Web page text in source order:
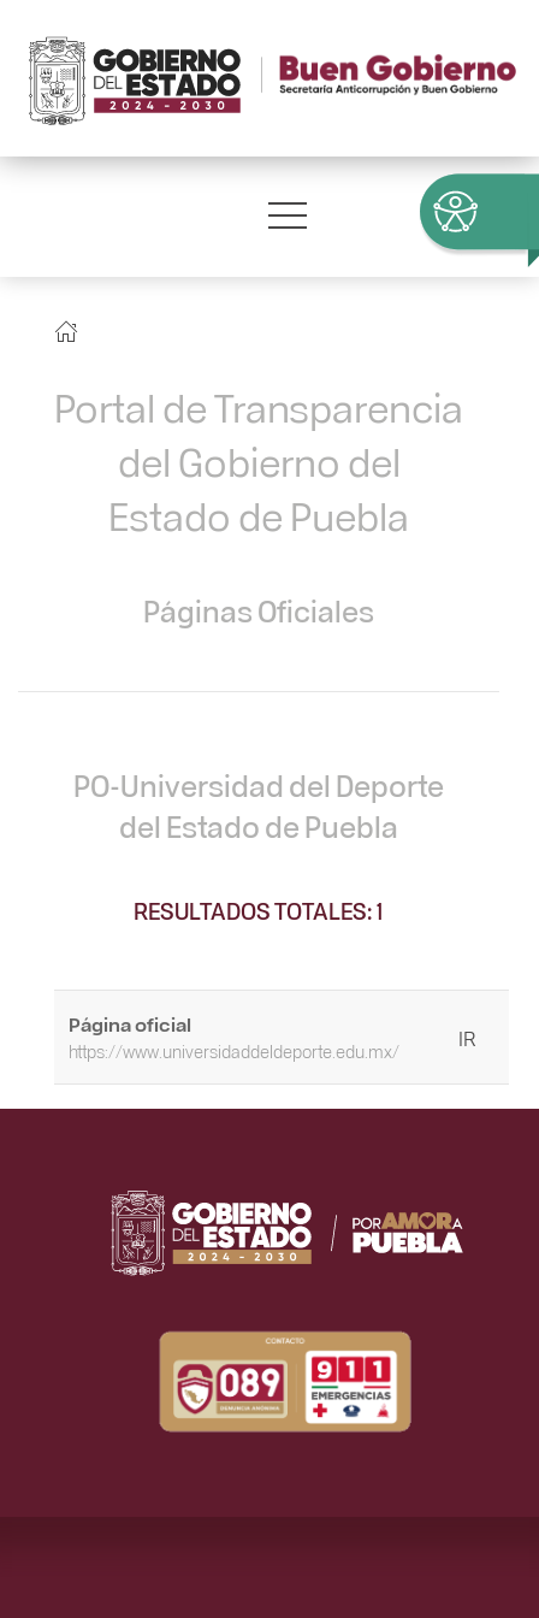
Portal de Transparencia
del Gobierno del
Estado de Puebla
Páginas Oficiales
PO-Universidad del Deporte
del Estado de Puebla
RESULTADOS TOTALES: 1
Página oficial
https://www.universidaddeldeporte.edu.mx/ IR